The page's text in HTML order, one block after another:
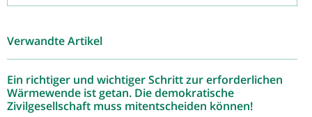
Verwandte Artikel
Ein richtiger und wichtiger Schritt zur erforderlichen
Wärmewende ist getan. Die demokratische
Zivilgesellschaft muss mitentscheiden können!